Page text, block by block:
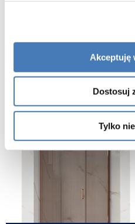
Akceptuję
Dostosuj
Tylko
Kabiny wyposażone są w szkło
W jakich rozmiarach dostępne są
Od kompaktowych 80x80 cm, przez
dopasowane do większych wnętrz.
Do jakiego stylu łazienki pasuje
Miedź świetnie komponuje się z
wnętrzami loftowymi i industrialnymi.